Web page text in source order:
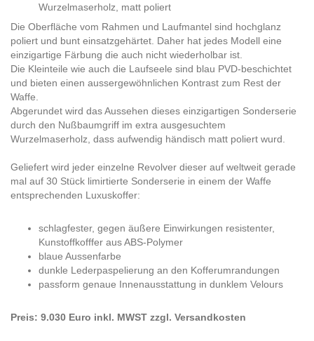
Wurzelmaserholz, matt poliert
Die Oberfläche vom Rahmen und Laufmantel sind hochglanz
poliert und bunt einsatzgehärtet. Daher hat jedes Modell eine
einzigartige Färbung die auch nicht wiederholbar ist.
Die Kleinteile wie auch die Laufseele sind blau PVD-beschichtet
und bieten einen aussergewöhnlichen Kontrast zum Rest der
Waffe.
Abgerundet wird das Aussehen dieses einzigartigen Sonderserie
durch den Nußbaumgriff im extra ausgesuchtem
Wurzelmaserholz, dass aufwendig händisch matt poliert wurd.
Geliefert wird jeder einzelne Revolver dieser auf weltweit gerade
mal auf 30 Stück limirtierte Sonderserie in einem der Waffe
entsprechenden Luxuskoffer:
schlagfester, gegen äußere Einwirkungen resistenter,
Kunstoffkofffer aus ABS-Polymer
blaue Aussenfarbe
dunkle Lederpaspelierung an den Kofferumrandungen
passform genaue Innenausstattung in dunklem Velours
Preis: 9.030 Euro inkl. MWST zzgl. Versandkosten